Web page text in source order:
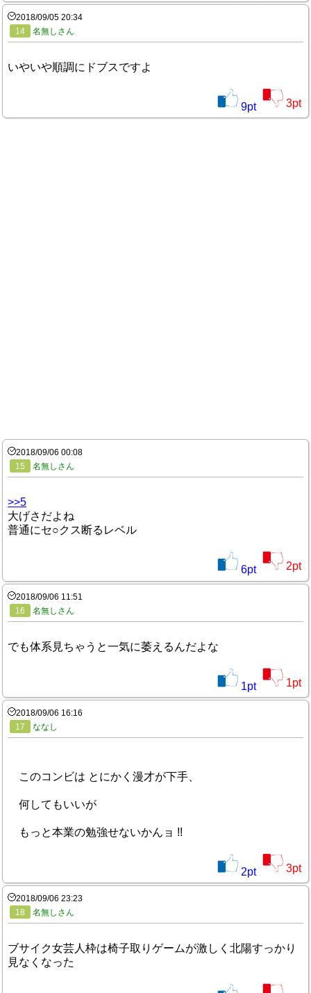
2018/09/05 20:34
14
名無しさん
いやいや順調にドブスですよ
9pt 3pt
2018/09/06 00:08
15
名無しさん
>>5
大げさだよね
普通にセ○クス断るレベル
6pt 2pt
2018/09/06 11:51
16
名無しさん
でも体系見ちゃうと一気に萎えるんだよな
1pt 1pt
2018/09/06 16:16
17
ななし
このコンビは とにかく漫才が下手、
何してもいいが
もっと本業の勉強せないかんョ !!
2pt 3pt
2018/09/06 23:23
18
名無しさん
ブサイク女芸人枠は椅子取りゲームが激しく北陽すっかり
見なくなった